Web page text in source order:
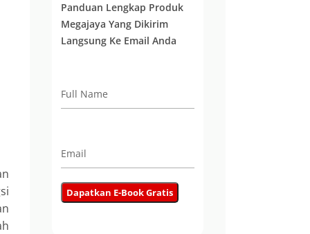
Panduan Lengkap Produk
Megajaya Yang Dikirim
Langsung Ke Email Anda